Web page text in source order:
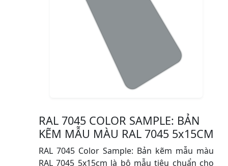
RAL 7045 COLOR SAMPLE: BẢN
KẼM MẪU MÀU RAL 7045 5x15CM
RAL 7045 Color Sample: Bản kẽm mẫu màu
RAL 7045 5x15cm là bộ mẫu tiêu chuẩn cho